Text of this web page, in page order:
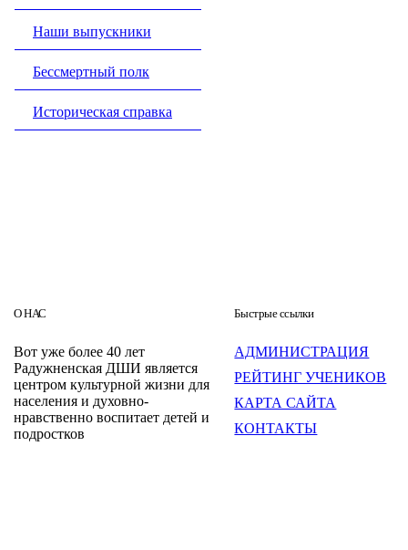
Наши выпускники
Бессмертный полк
Историческая справка
О НАС
Вот уже более 40 лет
Радужненская ДШИ является
центром культурной жизни для
населения и духовно-
нравственно воспитает детей и
подростков
Быстрые ссылки
АДМИНИСТРАЦИЯ
РЕЙТИНГ УЧЕНИКОВ
КАРТА САЙТА
КОНТАКТЫ